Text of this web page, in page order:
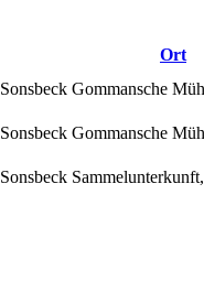
Ort
Sonsbeck Gommansche
Sonsbeck Gommansche
Sonsbeck